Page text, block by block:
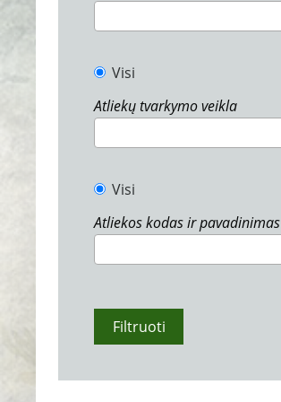
Visi
Atliekų tvarkymo veikla
Visi
Atliekos kodas ir pavadinimas
Filtruoti